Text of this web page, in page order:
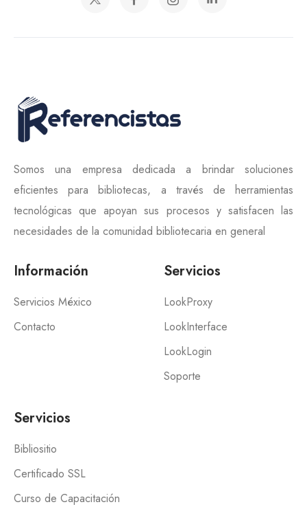
Somos una empresa dedicada a brindar soluciones
eficientes para bibliotecas, a través de herramientas
tecnológicas que apoyan sus procesos y satisfacen las
necesidades de la comunidad bibliotecaria en general
Información
Servicios México
Contacto
Servicios
LookProxy
LookInterface
LookLogin
Soporte
Servicios
Bibliositio
Certificado SSL
Curso de Capacitación